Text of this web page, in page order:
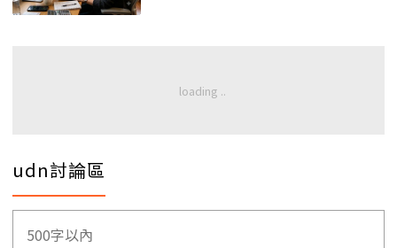
udn討論區